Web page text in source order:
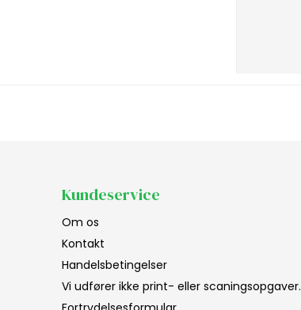
Kundeservice
Om os
Kontakt
Handelsbetingelser
Vi udfører ikke print- eller scaningsopgaver.